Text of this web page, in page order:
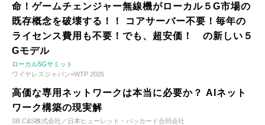
命！ゲームチェンジャー無線機がローカル５G市場の
既存概念を破壊する！！ コアサーバー不要！毎年の
ライセンス費用も不要！でも、超安価！ の新しい５
Gモデル
ローカル5Gサミット
ワイヤレスジャパン×WTP 2026
高価な専用ネットワークは本当に必要か？ AIネット
ワーク構築の現実解
SB C&S株式会社／日本ヒューレット・パッカード合同会社